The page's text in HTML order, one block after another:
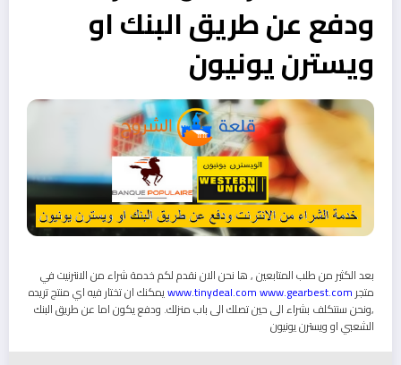
ودفع عن طريق البنك او
ويسترن يونيون
بعد الكثير من طلب المتابعين , ها نحن الان نقدم لكم خدمة شراء من الانترنيت في
متجر
www.tinydeal.comwww.gearbest.com
يمكنك ان تختار فيه اي منتج تريده
,ونحن سنتكلف بشراء الى حين تصلك الى باب منزلك. ودفع يكون اما عن طريق البنك
الشعبي او ويسترن يونيون